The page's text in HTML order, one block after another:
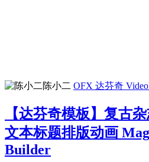
陈小二 OFX 达芬奇
【达芬奇模板】复古
文本标题排版动画
Builder